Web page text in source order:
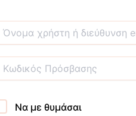
Να με θυμάσαι